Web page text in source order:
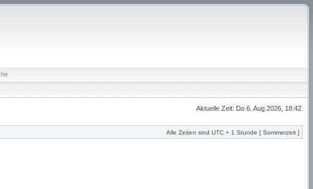
Aktuelle Zeit: Do 6. Aug 2026, 18:42
Alle Zeiten sind UTC + 1 Stunde [ Sommerzeit ]